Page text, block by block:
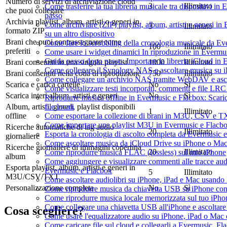
Come trasferire la tua libreria musicale tra dispositivi in
passo
Come archiviare (ZIP) playlist, album, artisti e generi in
su un altro dispositivo
Come fare lo scrobbling della cronologia musicale da
Come usare i widget dinamici In riproduzione in
Guida passo dopo passo: Importare la libreria iCloud in
Come collegare il Synology NAS e ascoltare musica su
Come collegare un archivio NAS tramite WebDAV e
Come visualizzare testi incorporati, commenti e file
Riprodurre musica offline in Evermusic e Flacbox:
file locali
Come esportare la collezione di brani in M3U, CSV e
Come importare una playlist M3U in Evermusic e
Esporta la cronologia di ascolto completa da Evermusic
Come ascoltare musica da iCloud Drive su iPhone o Mac
Come riprodurre musica FLAC (lossless) sul mio iPhone
Come aggiungere e visualizzare commenti alle tracce
Evermusic e Flacbox
Come ascoltare audiolibri su iPhone, iPad e Mac
Come riprodurre musica da chiavetta USB su iPhone
Come riprodurre musica locale memorizzata sul tuo
Come collegare una chiavetta USB all'iPhone e
Come usare l'equalizzatore audio su iPhone, iPad o
Come caricare file sul cloud e collegarli a Evermusic,
che puoi collegare
3
Illimitato
Archivia playlist, album, artisti o generi in
formato ZIP
3
Illimitato
Brani che puoi contrassegnare come
preferiti
100
Illimitato
Brani consentiti in una singola playlist
1000
Illimitato
Brani consentiti nella coda di riproduzione
750
Illimitato
Scarica e carica cartelle
No
Sì
Scarica interi album, artisti e generi
No
Sì
Album, artisti, generi, playlist disponibili
offline
1
Illimitato
Ricerche automatiche di tag audio
giornaliere
20
Illimitato
Ricerche giornaliere di immagini copertina
album
20
Illimitato
Esporta playlist, album, artisti e generi in
M3U/CSV/TXT
5
Illimitato
Personalizzazione completa
No Sì
Cosa scegliere?